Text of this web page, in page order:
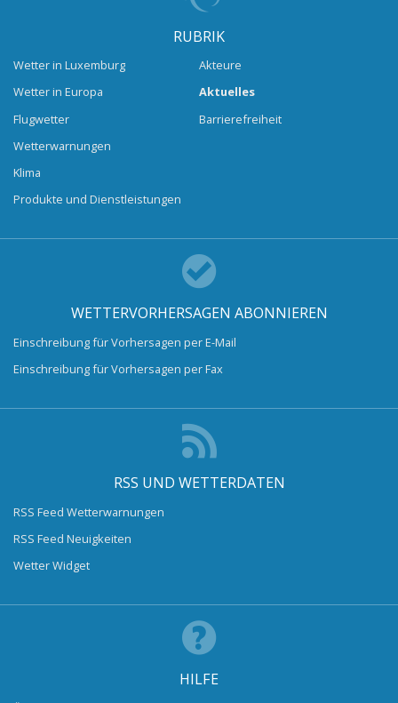
RUBRIK
Wetter in Luxemburg
Wetter in Europa
Flugwetter
Wetterwarnungen
Klima
Produkte und Dienstleistungen
Akteure
Aktuelles
Barrierefreiheit
WETTERVORHERSAGEN ABONNIEREN
Einschreibung für Vorhersagen per E-Mail
Einschreibung für Vorhersagen per Fax
RSS UND WETTERDATEN
RSS Feed Wetterwarnungen
RSS Feed Neuigkeiten
Wetter Widget
HILFE